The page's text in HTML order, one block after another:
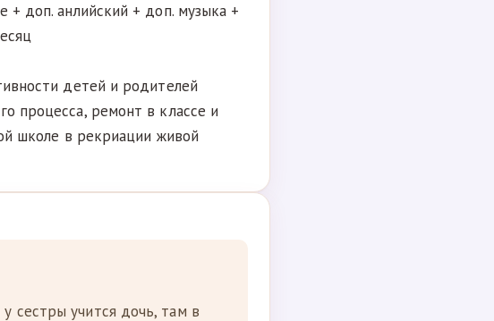
доп. анлийский + доп. музыка +
детей и родителей
процесса, ремонт в классе и
школе в рекриации живой
сестры учится дочь, там в